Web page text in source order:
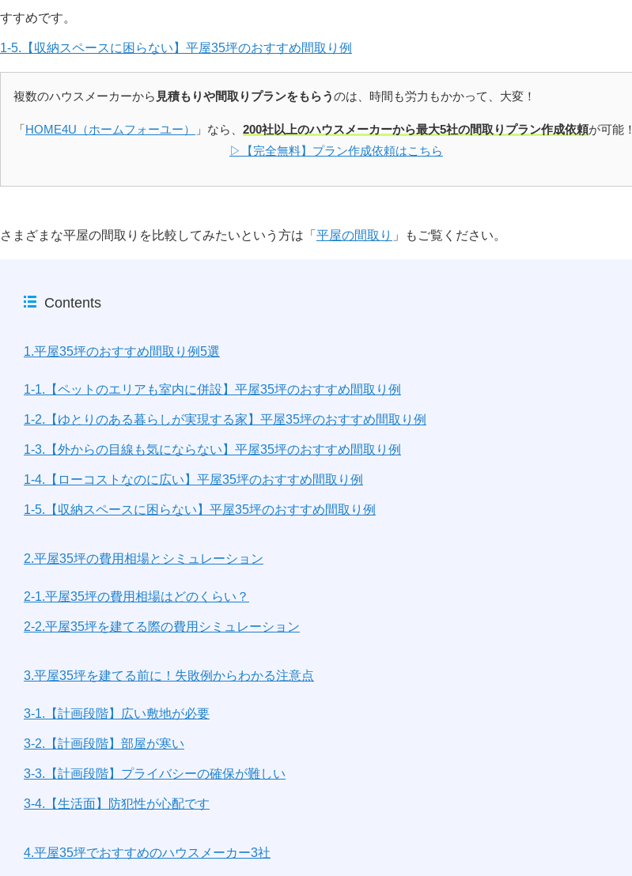
すすめです。
1-5.【収納スペースに困らない】平屋35坪のおすすめ間取り例
複数のハウスメーカーから 見積もりや間取りプランをもらうのは、時間も労力もかかって、大変！
「HOME4U（ホームフォーユー） 」なら、 200社以上のハウスメーカーから最大5社の間取りプラン作成依頼が可能！
▷【完全無料】プラン作成依頼はこちら
さまざまな平屋の間取りを比較してみたいという方は「 平屋の間取り 」もご覧ください。
Contents
1.平屋35坪のおすすめ間取り例5選
1-1.【ペットのエリアも室内に併設】平屋35坪のおすすめ間取り例
1-2.【ゆとりのある暮らしが実現する家】平屋35坪のおすすめ間取り例
1-3.【外からの目線も気にならない】平屋35坪のおすすめ間取り例
1-4.【ローコストなのに広い】平屋35坪のおすすめ間取り例
1-5.【収納スペースに困らない】平屋35坪のおすすめ間取り例
2.平屋35坪の費用相場とシミュレーション
2-1.平屋35坪の費用相場はどのくらい？
2-2.平屋35坪を建てる際の費用シミュレーション
3.平屋35坪を建てる前に！失敗例からわかる注意点
3-1.【計画段階】広い敷地が必要
3-2.【計画段階】部屋が寒い
3-3.【計画段階】プライバシーの確保が難しい
3-4.【生活面】防犯性が心配です
4.平屋35坪でおすすめのハウスメーカー3社